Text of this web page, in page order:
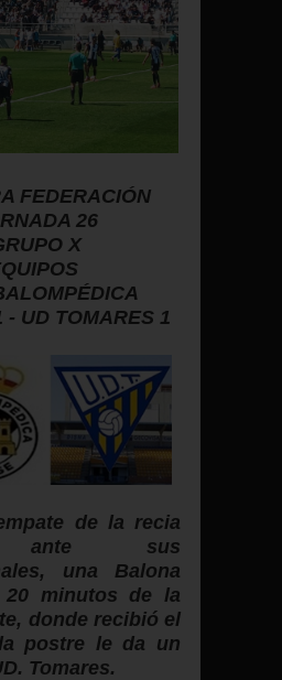
FEDERACIÓN
26
X
- UD TOMARES 1
de la recia
ante sus
una Balona
20 minutos de la
donde recibió el
postre le da un
Tomares.